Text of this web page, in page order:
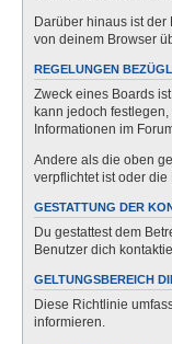
Darüber hinaus ist der
von deinem Browser
REGELUNGEN
Zweck eines Boards
kann jedoch
Informationen im
Andere als die oben
verpflichtet ist oder die
GESTATTUNG DER
Du gestattest dem
Benutzer dich
GELTUNGSBEREICH
Diese Richtlinie
informieren.